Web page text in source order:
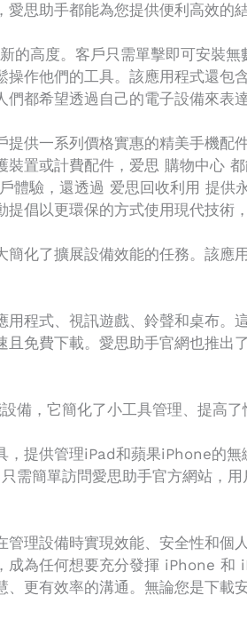
思助手都能為您提供便利高效的結
的高度。客戶只需單擊即可安裝
作他們的工具。該應用程式還
都希望透過自己的電子設備來表
供一系列價格實惠的精美手機
置或計費配件，爱思 購物中心
體驗，還透過 爱思回收利用 提
倡以更環保的方式使用現代技術
化了擴展設備效能的任務。該
程式、視訊遊戲、鈴聲和桌布
免費下載。愛思助手官網也推出
備，它簡化了小工具管理、提高
提供管理iPad和蘋果iPhone的
需簡單訪問愛思助手官方網站，
理設備時實現效能、安全性和
成為任何想要充分發揮 iPhone
更有效率的溝通。無論您是下